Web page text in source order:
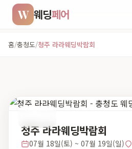
W 웨딩페어
홈/충청도/청주 라라웨딩박람회
청주 라라웨딩박람회
07월 18일(토) ~ 07월 19일(일)